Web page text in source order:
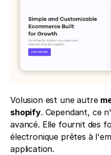
Volusion est une autre
shopify. Cependant, ce
avancé. Elle fournit des
électronique prêtes à
application.